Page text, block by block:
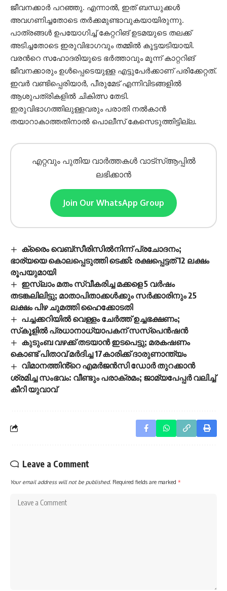
ജീവനക്കാർ പറഞ്ഞു. എന്നാൽ, ഇത് ബന്ധുക്കൾ
അവഗണിച്ചതോടെ തർക്കമുണ്ടാവുകയായിരുന്നു.
പാത്രങ്ങൾ ഉപയോഗിച്ച് കേറ്ററിങ് ഉടമയുടെ തലക്ക്
അടിച്ചതോടെ ഇരുവിഭാഗവും തമ്മിൽ കൂട്ടയടിയായി.
വരന്‍റെ സഹോദരിയുടെ ഭർത്താവും മൂന്ന് കാറ്ററിങ്
ജീവനക്കാരും ഉൾപ്പെടെയുള്ള എട്ടുപേർക്കാണ് പരിക്കേറ്റത്.
ഇവർ വണ്ടിപ്പെരിയാർ, പീരുമേട് എന്നിവിടങ്ങളിൽ
ആശുപത്രികളിൽ ചികിത്സ തേടി.
ഇരുവിഭാഗത്തിലുള്ളവരും പരാതി നൽകാൻ
തയാറാകാത്തതിനാൽ പൊലീസ് കേസെടുത്തിട്ടില്ല.
എറ്റവും പുതിയ വാർത്തകൾ വാട്സ്ആപ്പിൽ
ലഭിക്കാൻ
Join Our WhatsApp Group
ക്രൈം വെബ്സീരിസിൽനിന്ന് പ്രചോദനം;
ഭാര്യയെ കൊലപ്പെടുത്തി ടെക്കി: രക്ഷപ്പെട്ടത് 12 ലക്ഷം
രൂപയുമായി
ഇസ്‍ലാം മതം സ്വീകരിച്ച മക്കളെ 5 വർഷം
തടങ്കലിലിട്ടു; മാതാപിതാക്കൾക്കും സർക്കാരിനും 25
ലക്ഷം പിഴ ചുമത്തി ഹൈക്കോടതി
പച്ചക്കറിയില്‍ വെള്ളം ചേര്‍ത്ത് ഉച്ചഭക്ഷണം;
സ്‌കൂളില്‍ പ്രധാനാധ്യാപകന് സസ്‌പെന്‍ഷന്‍
കുടുംബ വഴക്ക് തടയാന്‍ ഇടപെട്ടു; മരകഷണം
കൊണ്ട് പിതാവ് മർദിച്ച 17കാരിക്ക് ദാരുണാന്ത്യം
വിമാനത്തിൻ്റെ എമർജൻസി ഡോർ തുറക്കാൻ
ശ്രമിച്ച സംഭവം: വീണ്ടും പരാക്രമം; ജാമ്യപേപ്പർ വലിച്ച്
കീറി യുവാവ്
Leave a Comment
Your email address will not be published. Required fields are marked *